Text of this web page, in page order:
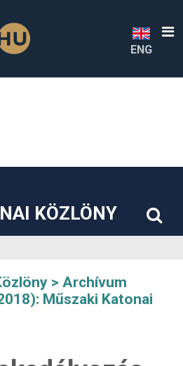
ENG
KÖZLÖNY
Archívum
Műszaki Katonai